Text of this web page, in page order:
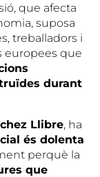
que afecta
suposa
treballadors i
europees que
durant
Llibre, ha
és dolenta
perquè la
que